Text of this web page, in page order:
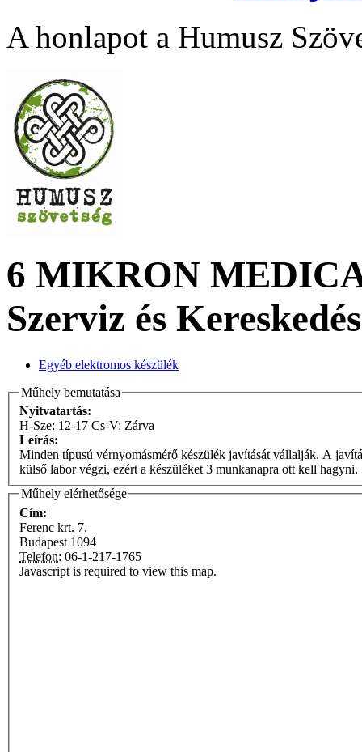
A honlapot a Humusz
6 MIKRON
Szerviz és
Egyéb elektromos készülék
Műhely bemutatása
Nyitvatartás:
H-Sze: 12-17 Cs-V: Zárva
Leírás:
Minden típusú vérnyomásmérő készülék javítását vállalják. A javításokat az ésszerűség
külső labor végzi, ezért a készüléket 3 munkanapra ott kell hagyni.
Műhely elérhetősége
Cím:
Ferenc krt. 7.
Budapest 1094
Telefon: 06-1-217-1765
Javascript is required to view this map.